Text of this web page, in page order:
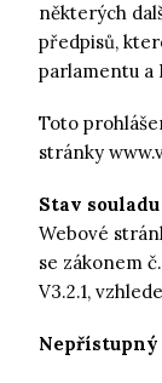
některých
předpisů,
parlamentu a
Toto
stránky
Stav souladu
Webové
se zákonem
V3.2.1,
Nepřístupný